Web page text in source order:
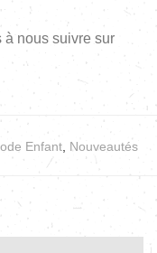
à nous suivre sur
Enfant Nouveautés